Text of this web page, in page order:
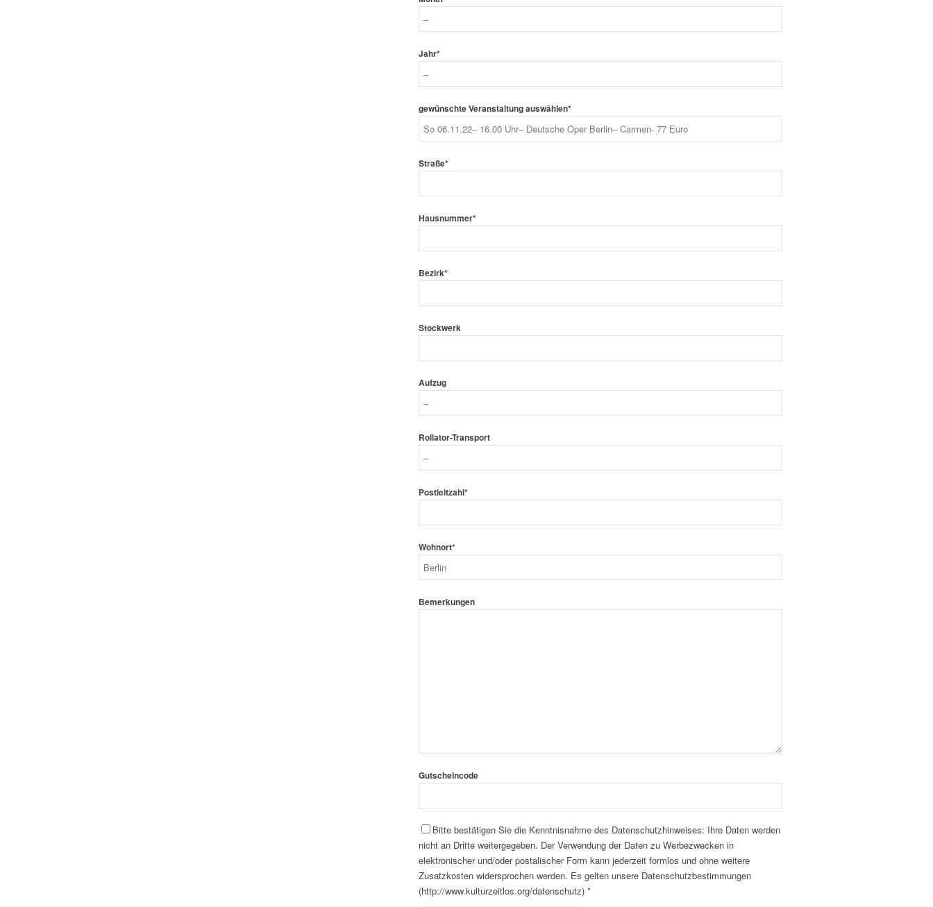
Jahr*
gewünschte Veranstaltung auswählen*
Straße*
Hausnummer*
Bezirk*
Stockwerk
Aufzug
Rollator-Transport
Postleitzahl*
Wohnort*
Bemerkungen
Bitte lassen Sie dieses Feld leer.
Gutscheincode
Bitte bestätigen Sie die Kenntnisnahme des Datenschutzhinweises: Ihre Daten werden
nicht an Dritte weitergegeben. Der Verwendung der Daten zu Werbezwecken in
elektronischer und/oder postalischer Form kann jederzeit formlos und ohne weitere
Zusatzkosten widersprochen werden. Es gelten unsere Datenschutzbestimmungen
(http://www.kulturzeitlos.org/datenschutz) *